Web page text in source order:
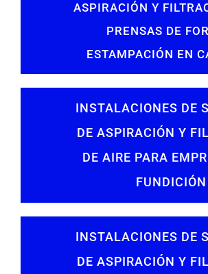
ASPIRACIÓN Y
PRENSAS DE
ESTAMPACIÓN EN
INSTALACIONES DE
DE ASPIRACIÓN Y
DE AIRE PARA
FUNDICIÓN
INSTALACIONES DE
DE ASPIRACIÓN Y